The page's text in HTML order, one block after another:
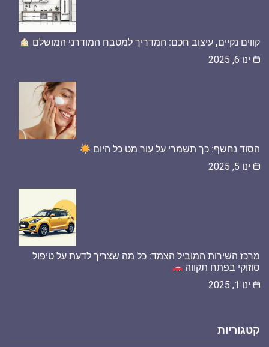
קווים נקיים, עיצוב חכם: המדריך למטבח המודרני המושלם
ינו 6, 2025
הסוד נחשף: כך תשמרי על עור מט כל היום
ינו 5, 2025
מרכז השירות המוביל הצמד: כל מה שצריך לדעת על טיפול
סוזוקי בפתח תקווה
ינו 1, 2025
קטגוריות